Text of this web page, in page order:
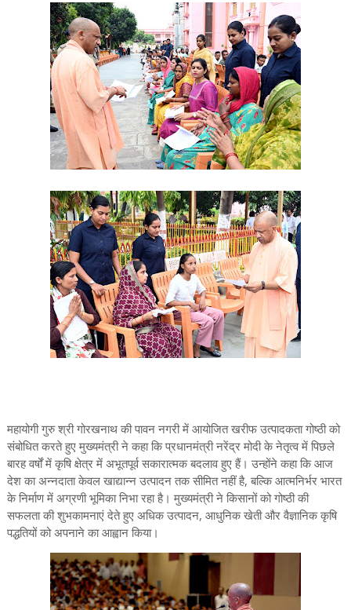
महायोगी गुरु श्री गोरखनाथ की पावन नगरी में आयोजित खरीफ उत्पादकता गोष्ठी को
संबोधित करते हुए मुख्यमंत्री ने कहा कि प्रधानमंत्री नरेंद्र मोदी के नेतृत्व में पिछले
बारह वर्षों में कृषि क्षेत्र में अभूतपूर्व सकारात्मक बदलाव हुए हैं। उन्होंने कहा कि आज
देश का अन्नदाता केवल खाद्यान्न उत्पादन तक सीमित नहीं है, बल्कि आत्मनिर्भर भारत
के निर्माण में अग्रणी भूमिका निभा रहा है। मुख्यमंत्री ने किसानों को गोष्ठी की
सफलता की शुभकामनाएं देते हुए अधिक उत्पादन, आधुनिक खेती और वैज्ञानिक कृषि
पद्धतियों को अपनाने का आह्वान किया।